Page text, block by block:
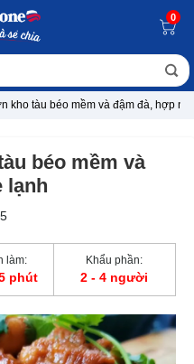
0
kho tàu béo mềm và đậm đà, hợp
béo mềm và
lạnh
làm:
phút
Khẩu phần:
2 - 4 người